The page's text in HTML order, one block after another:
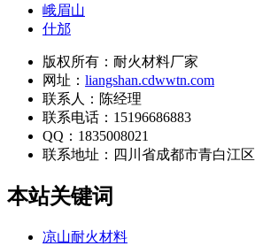
峨眉山
什邡
版权所有：耐火材料厂家
网址： liangshan.cdwwtn.com
联系人：陈经理
联系电话：15196686883
QQ：1835008021
联系地址： 四川省成都市青白江区
本站关键词
凉山耐火材料